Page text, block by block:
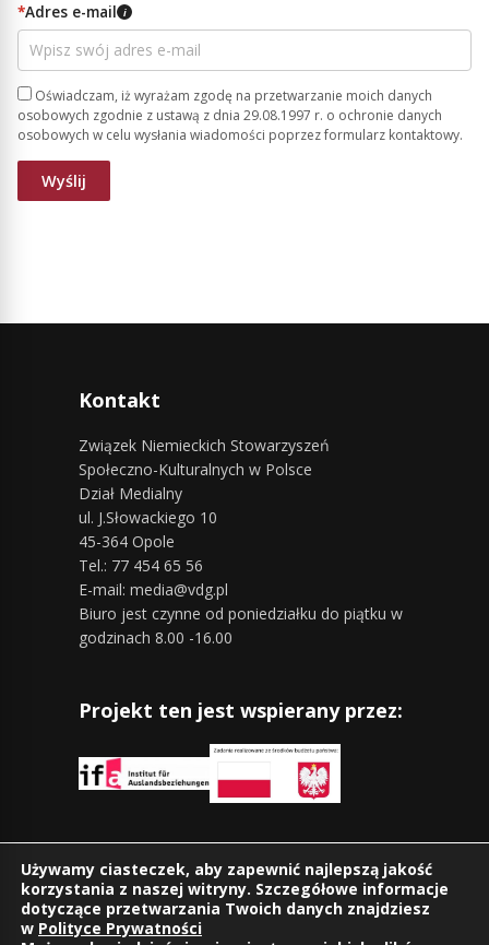
*Adres e-mail i
Oświadczam, iż wyrażam zgodę na przetwarzanie moich danych
osobowych zgodnie z ustawą z dnia 29.08.1997 r. o ochronie danych
osobowych w celu wysłania wiadomości poprzez formularz kontaktowy.
Kontakt
Związek Niemieckich Stowarzyszeń
Społeczno-Kulturalnych w Polsce
Dział Medialny
ul. J.Słowackiego 10
45-364 Opole
Tel.: 77 454 65 56
E-mail: media@vdg.pl
Biuro jest czynne od poniedziałku do piątku w
godzinach 8.00 -16.00
Projekt ten jest wspierany przez:
Znajdziesz nas również na:
Używamy ciasteczek, aby zapewnić najlepszą jakość
korzystania z naszej witryny. Szczegółowe informacje
dotyczące przetwarzania Twoich danych znajdziesz
w Polityce Prywatności